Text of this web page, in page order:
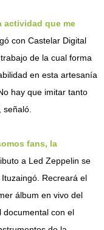
actividad que me
con Castelar Digital
de la cual forma
en esta artesanía
hay que imitar tanto
fans, la
a Led Zeppelin se
Recreará el
álbum en vivo del
documental con el